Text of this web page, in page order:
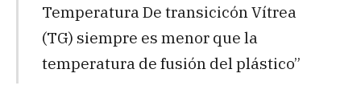
Temperatura De transicicón Vítrea
(TG) siempre es menor que la
temperatura de fusión del plástico”